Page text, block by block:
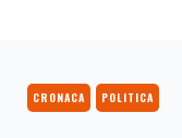
CRONACA POLITICA